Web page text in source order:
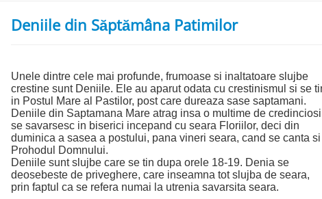
Deniile din Săptămâna Patimilor
Unele dintre cele mai profunde, frumoase si inaltatoare slujbe
crestine sunt Deniile. Ele au aparut odata cu crestinismul si se
in Postul Mare al Pastilor, post care dureaza sase saptamani.
Deniile din Saptamana Mare atrag insa o multime de
se savarsesc in biserici incepand cu seara Floriilor, deci din
duminica a sasea a postului, pana vineri seara, cand se canta si
Prohodul Domnului.
Deniile sunt slujbe care se tin dupa orele 18-19. Denia se
deosebeste de priveghere, care inseamna tot slujba de seara,
prin faptul ca se refera numai la utrenia savarsita seara.